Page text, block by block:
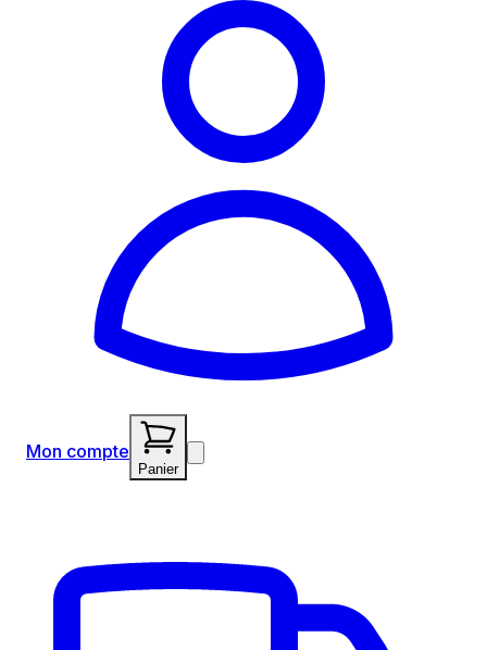
Mon compte
Panier